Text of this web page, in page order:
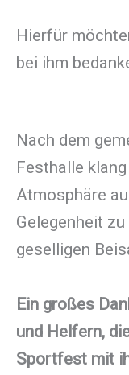
Hierfür
bei ihm
Nach dem
Festhalle
Atmosphäre
Gelegenheit
geselligen
Ein großes
und Helfern,
Sportfest mit